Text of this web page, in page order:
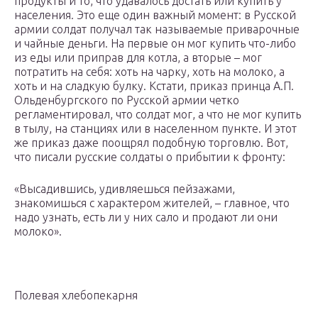
населения. Это еще один важный момент: в Русской
армии солдат получал так называемые приварочные
и чайные деньги. На первые он мог купить что-либо
из еды или приправ для котла, а вторые – мог
потратить на себя: хоть на чарку, хоть на молоко, а
хоть и на сладкую булку. Кстати, приказ принца А.П.
Ольденбургского по Русской армии четко
регламентировал, что солдат мог, а что не мог купить
в тылу, на станциях или в населенном пункте. И этот
же приказ даже поощрял подобную торговлю. Вот,
что писали русские солдаты о прибытии к фронту:
«Высадившись, удивляешься пейзажами,
знакомишься с характером жителей, – главное, что
надо узнать, есть ли у них сало и продают ли они
молоко».
Полевая хлебопекарня